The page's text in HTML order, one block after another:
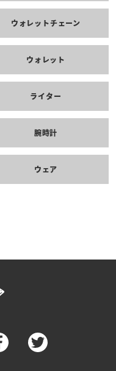
ウォレットチェーン
ウォレット
ライター
腕時計
ウェア